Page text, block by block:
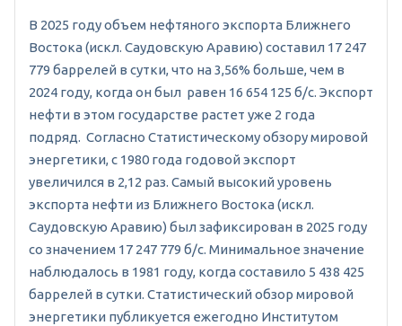
В 2025 году объем нефтяного экспорта Ближнего
Востока (искл. Саудовскую Аравию) составил 17 247
779 баррелей в сутки, что на 3,56% больше, чем в
2024 году, когда он был равен 16 654 125 б/c. Экспорт
нефти в этом государстве растет уже 2 года
подряд. Согласно Статистическому обзору мировой
энергетики, с 1980 года годовой экспорт
увеличился в 2,12 раз. Самый высокий уровень
экспорта нефти из Ближнего Востока (искл.
Саудовскую Аравию) был зафиксирован в 2025 году
со значением 17 247 779 б/c. Минимальное значение
наблюдалось в 1981 году, когда составило 5 438 425
баррелей в сутки. Статистический обзор мировой
энергетики публикуется ежегодно Институтом